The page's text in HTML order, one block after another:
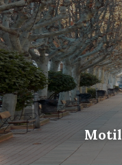
Skip
to
content
Saltar
a
la
navegación
principal
Saltar
a
pie
de
página